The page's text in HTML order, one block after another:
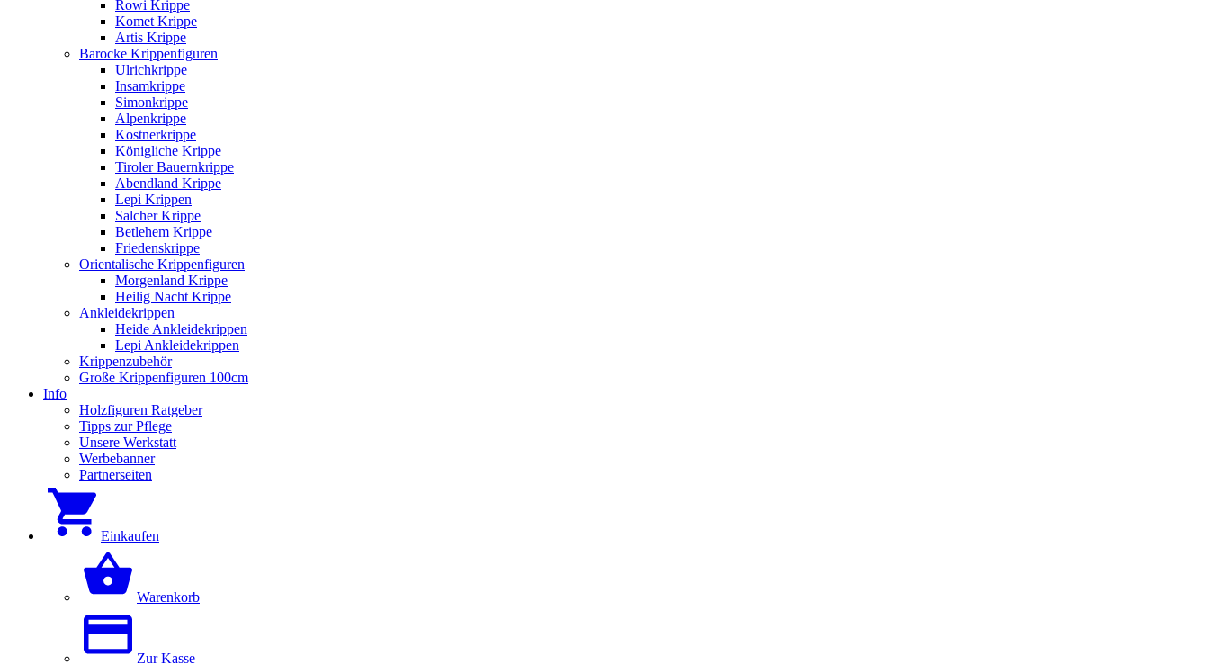
Rowi Krippe
Komet Krippe
Artis Krippe
Barocke Krippenfiguren
Ulrichkrippe
Insamkrippe
Simonkrippe
Alpenkrippe
Kostnerkrippe
Königliche Krippe
Tiroler Bauernkrippe
Abendland Krippe
Lepi Krippen
Salcher Krippe
Betlehem Krippe
Friedenskrippe
Orientalische Krippenfiguren
Morgenland Krippe
Heilig Nacht Krippe
Ankleidekrippen
Heide Ankleidekrippen
Lepi Ankleidekrippen
Krippenzubehör
Große Krippenfiguren 100cm
Info
Holzfiguren Ratgeber
Tipps zur Pflege
Unsere Werkstatt
Werbebanner
Partnerseiten
Einkaufen
Warenkorb
Zur Kasse